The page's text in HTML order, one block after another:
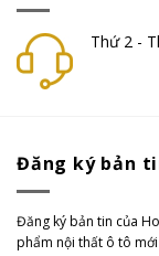
Thứ 2 -
Đăng ký bản
Đăng ký bản tin của
phẩm nội thất ô tô